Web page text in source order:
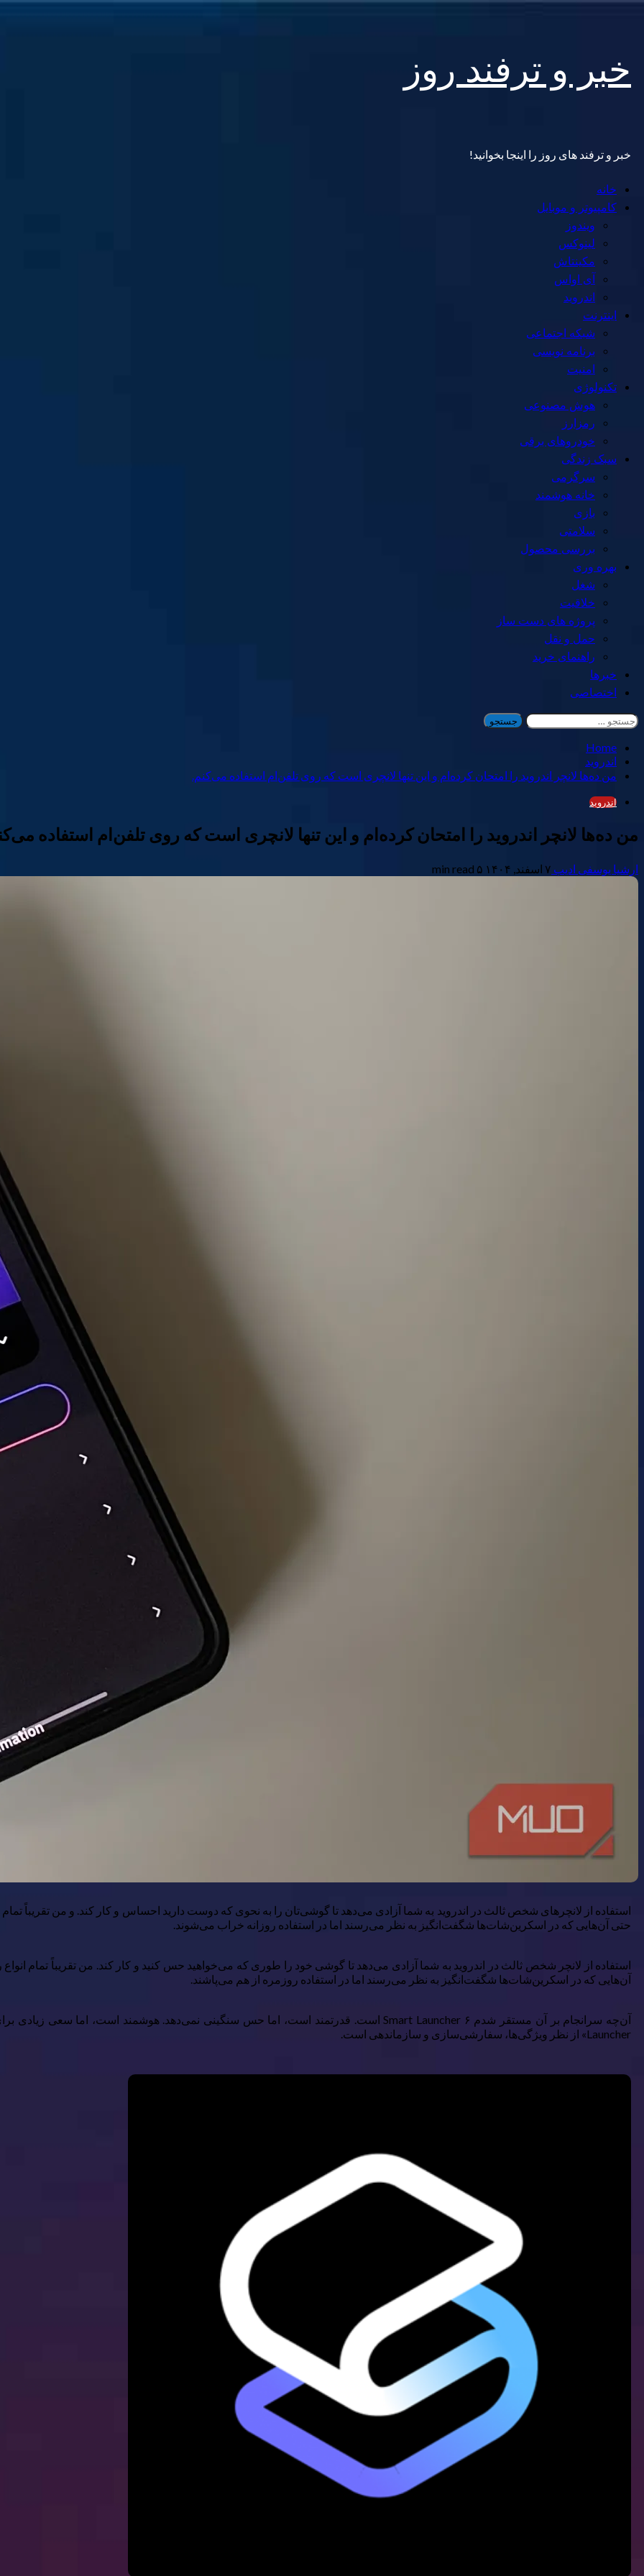
content
خبر و ترفند روز
خبر و ترفند های روز را اینجا بخوانید!
Primary
Menu
خانه
کامپیوتر و موبایل
ویندوز
لینوکس
مکینتاش
آی اواس
اندروید
اینترنت
شبکه اجتماعی
برنامه نویسی
امنیت
تکنولوژی
هوش مصنوعی
رمزارز
خودروهای برقی
سبک زندگی
سرگرمی
خانه هوشمند
بازی
سلامتی
بررسی محصول
بهره وری
شغل
خلاقیت
پروژه های دست ساز
حمل و نقل
راهنمای خرید
خبرها
اختصاصی
جستجو
برای:
Home
اندروید
من ده‌ها لانچر اندروید را امتحان کرده‌ام و این تنها لانچری است که روی تلفن‌ام استفاده می‌کنم.
اندروید
من ده‌ها لانچر اندروید را امتحان کرده‌ام و این تنها لانچری است که روی تلفن‌ام استفاده
ارشیا یوسفی ادیب ۷ اسفند, ۱۴۰۴ ۵ min read
استفاده از لانچرهای شخص ثالث در اندروید به شما آزادی می‌دهد تا گوشی‌تان را به نحوی که دوست دارید احساس و کار کند. و من تقریباً تمام
حتی آن‌هایی که در اسکرین‌شات‌ها شگفت‌انگیز به نظر می‌رسند اما در استفاده روزانه خراب می‌شوند.
استفاده از لانچر شخص ثالث در اندروید به شما آزادی می‌دهد تا گوشی خود را طوری که می‌خواهید حس کنید و کار کند. من تقریباً تمام انواع
آن‌هایی که در اسکرین‌شات‌ها شگفت‌انگیز به نظر می‌رسند اما در استفاده روزمره از هم می‌پاشند.
Launcher» از نظر ویژگی‌ها، سفارشی‌سازی و سازماندهی است.